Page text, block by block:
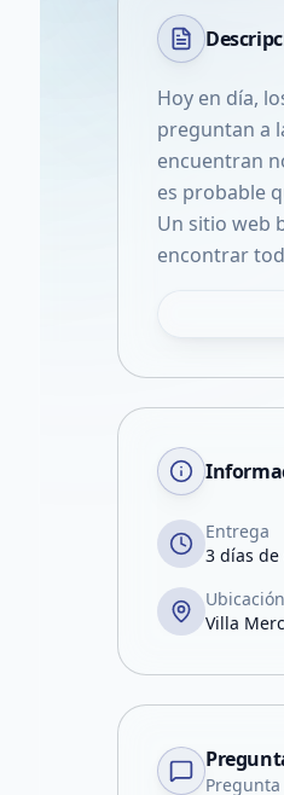
Hoy en día,
preguntan a
encuentran
es probable
Un sitio web
Entrega
3 días
Ubicación
Villa